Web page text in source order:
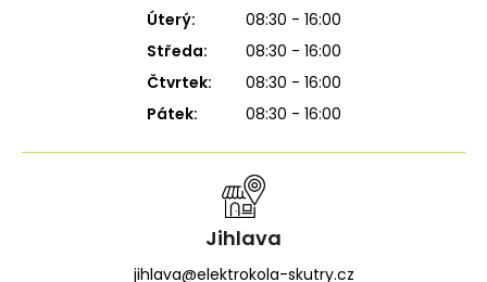
Úterý:
08:30 - 16:00
Středa:
08:30 - 16:00
Čtvrtek:
08:30 - 16:00
Pátek:
08:30 - 16:00
Jihlava
jihlava@elektrokola-skutry.cz